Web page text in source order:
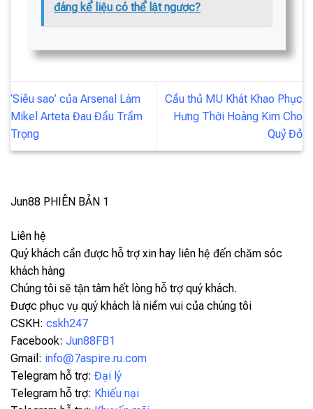
đáng kể liệu có thể lật ngược?
‘Siêu sao’ của Arsenal Làm
Mikel Arteta Đau Đầu Trầm
Trọng
Cầu thủ MU Khát Khao Phục
Hưng Thời Hoàng Kim Cho
Quỷ Đỏ
Jun88 PHIÊN BẢN 1
Liên hệ
Quý khách cần được hỗ trợ xin hay liên hệ đến chăm sóc
khách hàng
Chúng tôi sẽ tận tâm hết lòng hỗ trợ quý khách.
Được phục vụ quý khách là niềm vui của chúng tôi
CSKH: cskh247
Facebook: Jun88FB1
Gmail: info@7aspire.ru.com
Telegram hỗ trợ: Đại lý
Telegram hỗ trợ: Khiếu nại